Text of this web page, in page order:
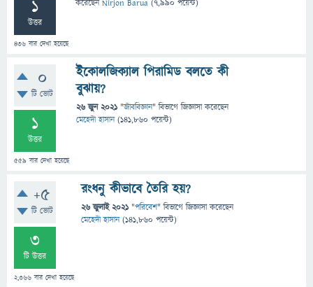
1
উত্তর
436 বার দেখা হয়েছে
করেছেনNirjon Barua (7,990 পয়েন্ট)
0
টি ভোট
1
উত্তর
559 বার দেখা হয়েছে
ইকোলজিক্যাল পিরামিড বলতে কী
বুঝায়?
26 জুন 2021 "জীববিজ্ঞান" বিভাগে জিজ্ঞাসাকরেছেন
মেহেদী হাসান (141,860 পয়েন্ট)
+5
টি ভোট
3
টি উত্তর
2,366 বার দেখা হয়েছে
রংধনু কীভাবে তৈরি হয়?
26 জুলাই 2021 "পরিবেশ" বিভাগে জিজ্ঞাসাকরেছেন
মেহেদী হাসান (141,860 পয়েন্ট)